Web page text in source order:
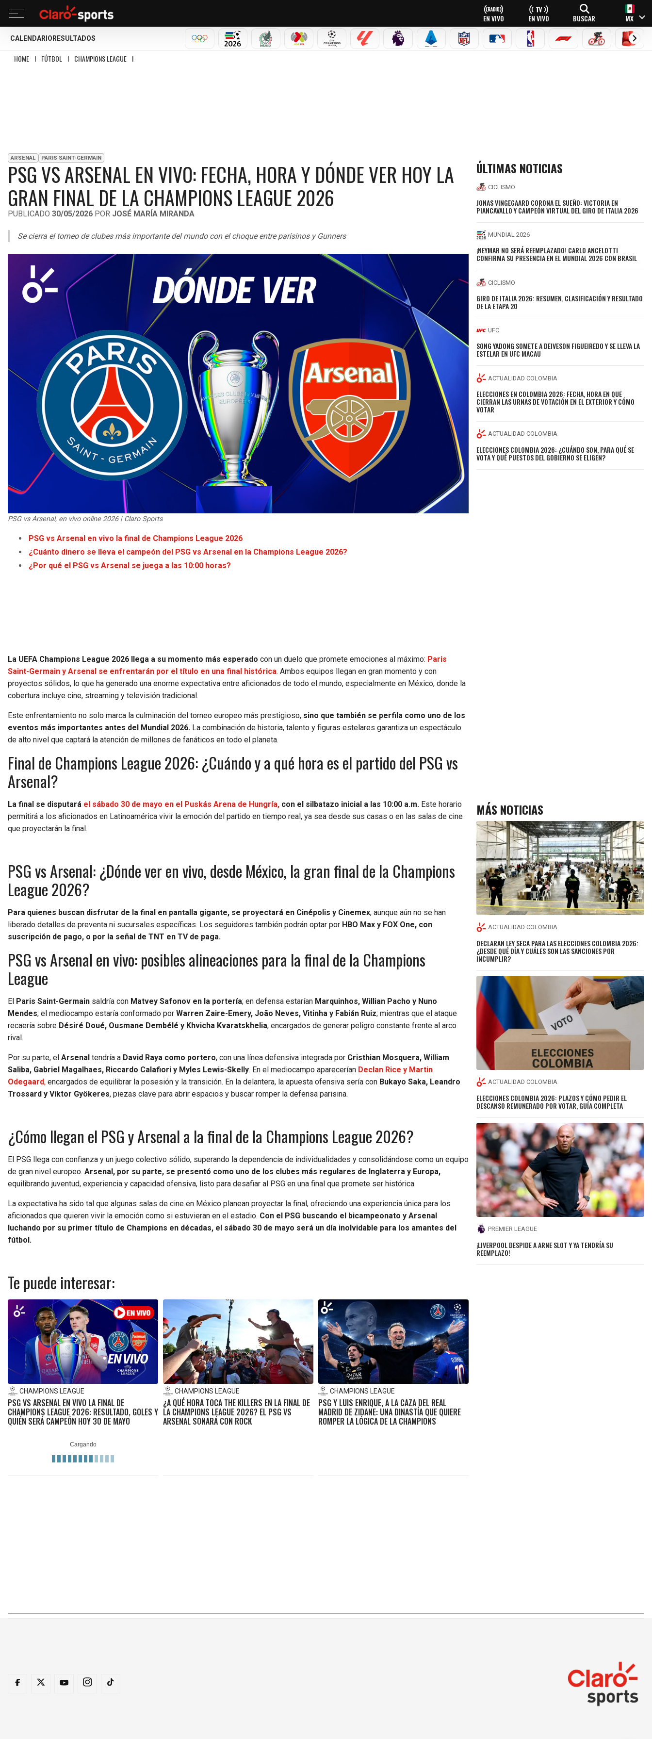
EN VIVO EN VIVO BUSCAR MX
CALENDARIO RESULTADOS
OLÍMPICOSMUNDIAL 2026SELECCIÓN MEXICANA
LIGA MX CHAMPIONS LEAGUE
LALIGA PREMIER LEAGUE
SERIE A NFL MLB NBA FÓRMULA 1CICLISMOBOXEO
HOME I FÚTBOL I CHAMPIONS LEAGUE I
ARSENAL PARIS SAINT-GERMAIN
PSG VS ARSENAL EN VIVO: FECHA, HORA Y DÓNDE VER HOY LA
GRAN FINAL DE LA CHAMPIONS LEAGUE 2026
PUBLICADO 30/05/2026 POR JOSÉ MARÍA MIRANDA
Se cierra el torneo de clubes más importante del mundo con el choque entre parisinos y Gunners
PSG vs Arsenal, en vivo online 2026 | Claro Sports
PSG vs Arsenal en vivo la final de Champions League 2026
¿Cuánto dinero se lleva el campeón del PSG vs Arsenal en la Champions League 2026?
¿Por qué el PSG vs Arsenal se juega a las 10:00 horas?
La UEFA Champions League 2026 llega a su momento más esperado con un duelo que promete emociones al máximo: Paris
Saint-Germain y Arsenal se enfrentarán por el título en una final histórica. Ambos equipos llegan en gran momento y con
proyectos sólidos, lo que ha generado una enorme expectativa entre aficionados de todo el mundo, especialmente en México, donde la
cobertura incluye cine, streaming y televisión tradicional.
Este enfrentamiento no solo marca la culminación del torneo europeo más prestigioso, sino que también se perfila como uno de los
eventos más importantes antes del Mundial 2026. La combinación de historia, talento y figuras estelares garantiza un espectáculo
de alto nivel que captará la atención de millones de fanáticos en todo el planeta.
Final de Champions League 2026: ¿Cuándo y a qué hora es el partido del PSG vs
Arsenal?
La final se disputará el sábado 30 de mayo en el Puskás Arena de Hungría, con el silbatazo inicial a las 10:00 a.m. Este horario
permitirá a los aficionados en Latinoamérica vivir la emoción del partido en tiempo real, ya sea desde sus casas o en las salas de cine
que proyectarán la final.
PSG vs Arsenal: ¿Dónde ver en vivo, desde México, la gran final de la Champions
League 2026?
Para quienes buscan disfrutar de la final en pantalla gigante, se proyectará en Cinépolis y Cinemex, aunque aún no se han
liberado detalles de preventa ni sucursales específicas. Los seguidores también podrán optar por HBO Max y FOX One, con
suscripción de pago, o por la señal de TNT en TV de paga.
PSG vs Arsenal en vivo: posibles alineaciones para la final de la Champions
League
El Paris Saint-Germain saldría con Matvey Safonov en la portería; en defensa estarían Marquinhos, Willian Pacho y Nuno
Mendes; el mediocampo estaría conformado por Warren Zaire-Emery, João Neves, Vitinha y Fabián Ruiz; mientras que el ataque
recaería sobre Désiré Doué, Ousmane Dembélé y Khvicha Kvaratskhelia, encargados de generar peligro constante frente al arco
rival.
Por su parte, el Arsenal tendría a David Raya como portero, con una línea defensiva integrada por Cristhian Mosquera, William
Saliba, Gabriel Magalhaes, Riccardo Calafiori y Myles Lewis-Skelly. En el mediocampo aparecerían Declan Rice y Martin
Odegaard, encargados de equilibrar la posesión y la transición. En la delantera, la apuesta ofensiva sería con Bukayo Saka, Leandro
Trossard y Viktor Gyökeres, piezas clave para abrir espacios y buscar romper la defensa parisina.
¿Cómo llegan el PSG y Arsenal a la final de la Champions League 2026?
El PSG llega con confianza y un juego colectivo sólido, superando la dependencia de individualidades y consolidándose como un equipo
de gran nivel europeo. Arsenal, por su parte, se presentó como uno de los clubes más regulares de Inglaterra y Europa,
equilibrando juventud, experiencia y capacidad ofensiva, listo para desafiar al PSG en una final que promete ser histórica.
La expectativa ha sido tal que algunas salas de cine en México planean proyectar la final, ofreciendo una experiencia única para los
aficionados que quieren vivir la emoción como si estuvieran en el estadio. Con el PSG buscando el bicampeonato y Arsenal
luchando por su primer título de Champions en décadas, el sábado 30 de mayo será un día inolvidable para los amantes del
fútbol.
Te puede interesar:
CHAMPIONS LEAGUE
PSG VS ARSENAL EN VIVO LA FINAL DE
CHAMPIONS LEAGUE 2026: RESULTADO, GOLES Y
QUIÉN SERÁ CAMPEÓN HOY 30 DE MAYO
CHAMPIONS LEAGUE
¿A QUÉ HORA TOCA THE KILLERS EN LA FINAL DE
LA CHAMPIONS LEAGUE 2026? EL PSG VS
ARSENAL SONARÁ CON ROCK
CHAMPIONS LEAGUE
PSG Y LUIS ENRIQUE, A LA CAZA DEL REAL
MADRID DE ZIDANE: UNA DINASTÍA QUE QUIERE
ROMPER LA LÓGICA DE LA CHAMPIONS
ÚLTIMAS NOTICIAS
CICLISMO
JONAS VINGEGAARD CORONA EL SUEÑO: VICTORIA EN
PIANCAVALLO Y CAMPEÓN VIRTUAL DEL GIRO DE ITALIA 2026
MUNDIAL 2026
¡NEYMAR NO SERÁ REEMPLAZADO! CARLO ANCELOTTI
CONFIRMA SU PRESENCIA EN EL MUNDIAL 2026 CON BRASIL
CICLISMO
GIRO DE ITALIA 2026: RESUMEN, CLASIFICACIÓN Y RESULTADO
DE LA ETAPA 20
UFC
SONG YADONG SOMETE A DEIVESON FIGUEIREDO Y SE LLEVA LA
ESTELAR EN UFC MACAU
ACTUALIDAD COLOMBIA
ELECCIONES EN COLOMBIA 2026: FECHA, HORA EN QUE
CIERRAN LAS URNAS DE VOTACIÓN EN EL EXTERIOR Y CÓMO
VOTAR
ACTUALIDAD COLOMBIA
ELECCIONES COLOMBIA 2026: ¿CUÁNDO SON, PARA QUÉ SE
VOTA Y QUÉ PUESTOS DEL GOBIERNO SE ELIGEN?
MÁS NOTICIAS
ACTUALIDAD COLOMBIA
DECLARAN LEY SECA PARA LAS ELECCIONES COLOMBIA 2026:
¿DESDE QUÉ DÍA Y CUÁLES SON LAS SANCIONES POR
INCUMPLIR?
ACTUALIDAD COLOMBIA
ELECCIONES COLOMBIA 2026: PLAZOS Y CÓMO PEDIR EL
DESCANSO REMUNERADO POR VOTAR, GUÍA COMPLETA
PREMIER LEAGUE
¡LIVERPOOL DESPIDE A ARNE SLOT Y YA TENDRÍA SU
REEMPLAZO!